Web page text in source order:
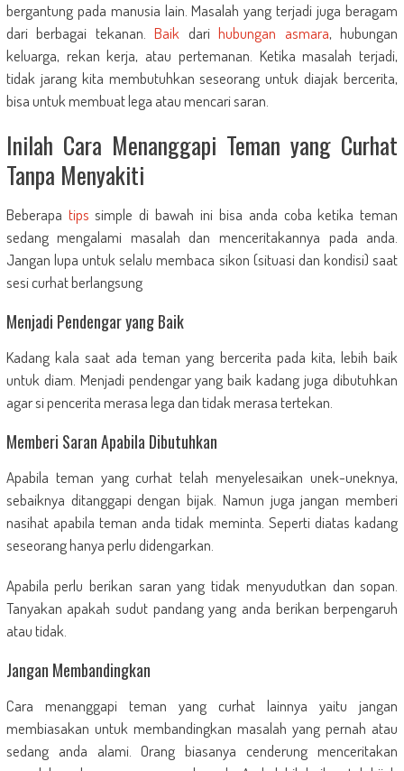
bergantung pada manusia lain. Masalah yang terjadi juga beragam
dari berbagai tekanan.Baik darihubungan asmara, hubungan
keluarga, rekan kerja, atau pertemanan. Ketika masalah terjadi,
tidak jarang kita membutuhkan seseorang untuk diajak bercerita,
bisa untuk membuat lega atau mencari saran.
Inilah Cara Menanggapi Teman yang Curhat
Tanpa Menyakiti
Beberapa tips simple di bawah ini bisa anda coba ketika teman
sedang mengalami masalah dan menceritakannya pada anda.
Jangan lupa untuk selalu membaca sikon (situasi dan kondisi) saat
sesi curhat berlangsung
Menjadi Pendengar yang Baik
Kadang kala saat ada teman yang bercerita pada kita, lebih baik
untuk diam. Menjadi pendengar yang baik kadang juga dibutuhkan
agar si pencerita merasa lega dan tidak merasa tertekan.
Memberi Saran Apabila Dibutuhkan
Apabila teman yang curhat telah menyelesaikan unek-uneknya,
sebaiknya ditanggapi dengan bijak. Namun juga jangan memberi
nasihat apabila teman anda tidak meminta. Seperti diatas kadang
seseorang hanya perlu didengarkan.
Apabila perlu berikan saran yang tidak menyudutkan dan sopan.
Tanyakan apakah sudut pandang yang anda berikan berpengaruh
atau tidak.
Jangan Membandingkan
Cara menanggapi teman yang curhat lainnya yaitu jangan
membiasakan untuk membandingkan masalah yang pernah atau
sedang anda alami. Orang biasanya cenderung menceritakan